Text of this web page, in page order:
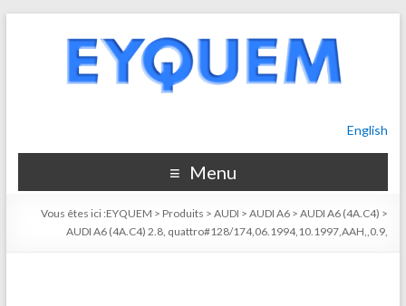
English
Menu
Vous êtes ici :EYQUEM > Produits >AUDI >AUDI A6 >AUDI A6 (4A.C4) >
AUDI A6 (4A.C4) 2.8, quattro#128/174,06.1994,10.1997,AAH,,0.9,